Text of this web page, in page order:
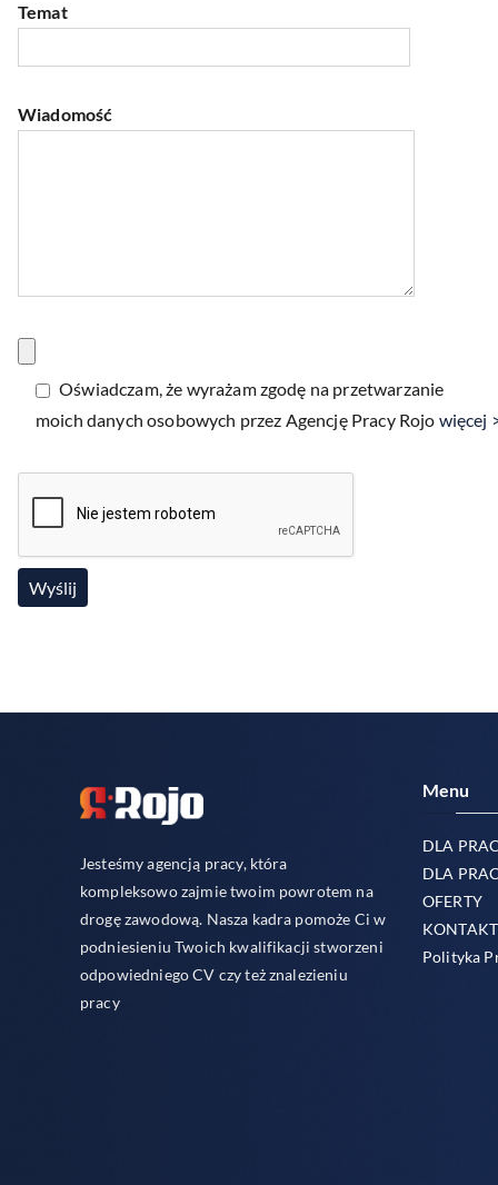
Temat
Wiadomość
Oświadczam, że wyrażam zgodę na przetwarzanie
moich danych osobowych przez Agencję Pracy Rojo więcej
Jesteśmy agencją pracy, która
kompleksowo zajmie twoim powrotem na
drogę zawodową. Nasza kadra pomoże Ci w
podniesieniu Twoich kwalifikacji stworzeni
odpowiedniego CV czy też znalezieniu
pracy
Menu
DLA
DLA
OFERTY
KONTAKT
Polityka